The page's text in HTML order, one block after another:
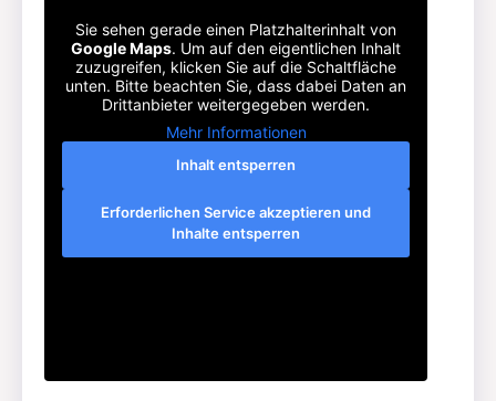
Sie sehen gerade einen Platzhalterinhalt von
Google Maps. Um auf den eigentlichen Inhalt
zuzugreifen, klicken Sie auf die Schaltfläche
unten. Bitte beachten Sie, dass dabei Daten an
Drittanbieter weitergegeben werden.
Mehr Informationen
Inhalt entsperren
Erforderlichen Service akzeptieren und
Inhalte entsperren